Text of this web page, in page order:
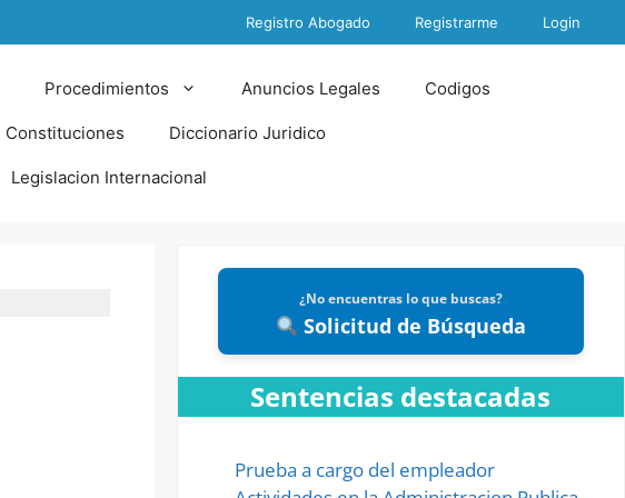
Registro Abogado Registrarme Login
Procedimientos Anuncios Legales Codigos
Constituciones Diccionario Juridico
Legislacion Internacional
¿No encuentras lo que buscas?
Solicitud de Búsqueda
Sentencias destacadas
Prueba a cargo del empleador